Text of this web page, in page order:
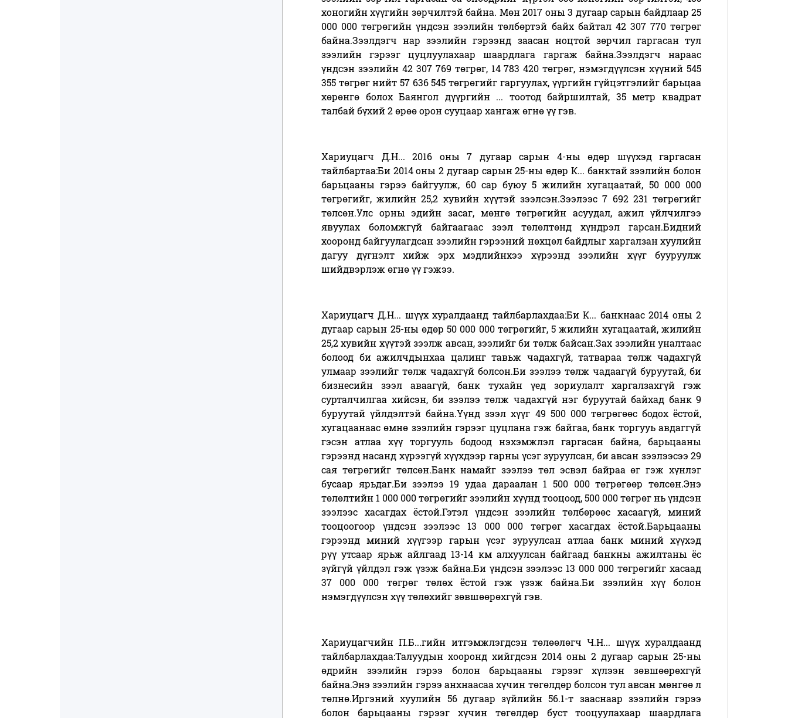
хоногийн хүүгийн зөрчилтэй байна. Мөн 2017 оны 3 дугаар сарын байдлаар 25
000 000 төгрөгийн үндсэн зээлийн төлбөртэй байх байтал 42 307 770 төгрөг
байна.Зээлдэгч нар зээлийн гэрээнд заасан ноцтой зөрчил гаргасан тул
зээлийн гэрээг цуцлуулахаар шаардлага гаргаж байна.Зээлдэгч нараас
үндсэн зээлийн 42 307 769 төгрөг, 14 783 420 төгрөг, нэмэгдүүлсэн хүүний 545
355 төгрөг нийт 57 636 545 төгрөгийг гаргуулах, үүргийн гүйцэтгэлийг барьцаа
хөрөнгө болох Баянгол дүүргийн ... тоотод байршилтай, 35 метр квадрат
талбай бүхий 2 өрөө орон сууцаар хангаж өгнө үү гэв.
Хариуцагч Д.Н... 2016 оны 7 дугаар сарын 4-ны өдөр шүүхэд гаргасан
тайлбартаа:Би 2014 оны 2 дугаар сарын 25-ны өдөр К... банктай зээлийн болон
барьцааны гэрээ байгуулж, 60 сар буюу 5 жилийн хугацаатай, 50 000 000
төгрөгийг, жилийн 25,2 хувийн хүүтэй зээлсэн.Зээлээс 7 692 231 төгрөгийг
төлсөн.Улс орны эдийн засаг, мөнгө төгрөгийн асуудал, ажил үйлчилгээ
явуулах боломжгүй байгаагаас зээл төлөлтөнд хүндрэл гарсан.Бидний
хооронд байгуулагдсан зээлийн гэрээний нөхцөл байдлыг харгалзан хуулийн
дагуу дүгнэлт хийж эрх мэдлийнхээ хүрээнд зээлийн хүүг бууруулж
шийдвэрлэж өгнө үү гэжээ.
Хариуцагч Д.Н... шүүх хуралдаанд тайлбарлахдаа:Би К... банкнаас 2014 оны 2
дугаар сарын 25-ны өдөр 50 000 000 төгрөгийг, 5 жилийн хугацаатай, жилийн
25,2 хувийн хүүтэй зээлж авсан, зээлийг би төлж байсан.Зах зээлийн уналтаас
болоод би ажилчдынхаа цалинг тавьж чадахгүй, татвараа төлж чадахгүй
улмаар зээлийг төлж чадахгүй болсон.Би зээлээ төлж чадаагүй буруутай, би
бизнесийн зээл аваагүй, банк тухайн үед зориулалт харгалзахгүй гэж
сурталчилгаа хийсэн, би зээлээ төлж чадахгүй нэг буруутай байхад банк 9
буруутай үйлдэлтэй байна.Үүнд зээл хүүг 49 500 000 төгрөгөөс бодох ёстой,
хугацаанаас өмнө зээлийн гэрээг цуцлана гэж байгаа, банк торгууь авдаггүй
гэсэн атлаа хүү торгууль бодоод нэхэмжлэл гаргасан байна, барьцааны
гэрээнд насанд хүрээгүй хүүхдээр гарны үсэг зуруулсан, би авсан зээлээсээ 29
сая төгрөгийг төлсөн.Банк намайг зээлээ төл эсвэл байраа өг гэж хүнлэг
бусаар ярьдаг.Би зээлээ 19 удаа дараалан 1 500 000 төгрөгөөр төлсөн.Энэ
төлөлтийн 1 000 000 төгрөгийг зээлийн хүүнд тооцоод, 500 000 төгрөг нь үндсэн
зээлээс хасагдах ёстой.Гэтэл үндсэн зээлийн төлбөрөөс хасаагүй, миний
тооцоогоор үндсэн зээлээс 13 000 000 төгрөг хасагдах ёстой.Барьцааны
гэрээнд миний хүүгээр гарын үсэг зуруулсан атлаа банк миний хүүхэд
рүү утсаар ярьж айлгаад 13-14 км алхуулсан байгаад банкны ажилтаны ёс
зүйгүй үйлдэл гэж үзэж байна.Би үндсэн зээлээс 13 000 000 төгрөгийг хасаад
37 000 000 төгрөг төлөх ёстой гэж үзэж байна.Би зээлийн хүү болон
нэмэгдүүлсэн хүү төлөхийг зөвшөөрөхгүй гэв.
Хариуцагчийн П.Б...гийн итгэмжлэгдсэн төлөөлөгч Ч.Н... шүүх хуралдаанд
тайлбарлахдаа:Талуудын хооронд хийгдсэн 2014 оны 2 дугаар сарын 25-ны
өдрийн зээлийн гэрээ болон барьцааны гэрээг хүлээн зөвшөөрөхгүй
байна.Энэ зээлийн гэрээ анхнаасаа хүчин төгөлдөр болсон тул авсан мөнгөө л
төлнө.Иргэний хуулийн 56 дугаар зүйлийн 56.1-т зааснаар зээлийн гэрээ
болон барьцааны гэрээг хүчин төгөлдөр буст тооцуулахаар шаардлага